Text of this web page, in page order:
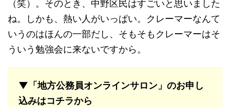
（笑）。そのとき、中野区民はすごいと思いました
ね。しかも、熱い人がいっぱい。クレーマーなんて
いうのはほんの一部だし、そもそもクレーマーはそ
ういう勉強会に来ないですから。
▼「地方公務員オンラインサロン」のお申し
込みはコチラから